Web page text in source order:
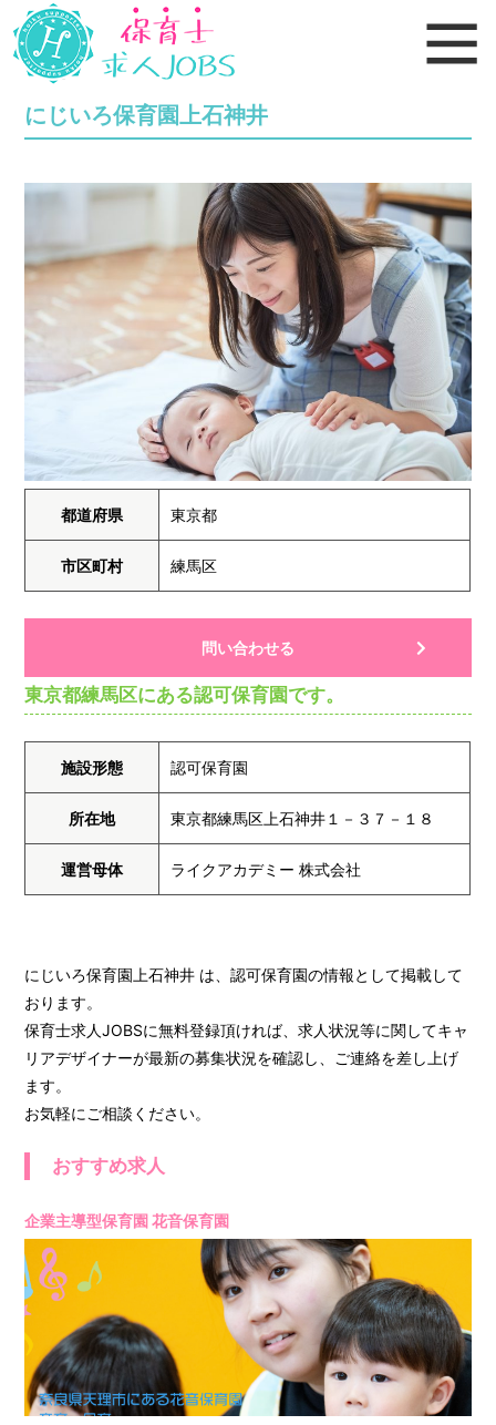
にじいろ保育園上石神井
都道府県 東京都
市区町村 練馬区
問い合わせる
東京都練馬区にある認可保育園です。
施設形態 認可保育園
所在地 東京都練馬区上石神井１－３７－１８
運営母体 ライクアカデミー 株式会社
にじいろ保育園上石神井 は、認可保育園の情報として掲載して
おります。
保育士求人JOBSに無料登録頂ければ、求人状況等に関してキャ
リアデザイナーが最新の募集状況を確認し、ご連絡を差し上げ
ます。
お気軽にご相談ください。
おすすめ求人
企業主導型保育園 花音保育園